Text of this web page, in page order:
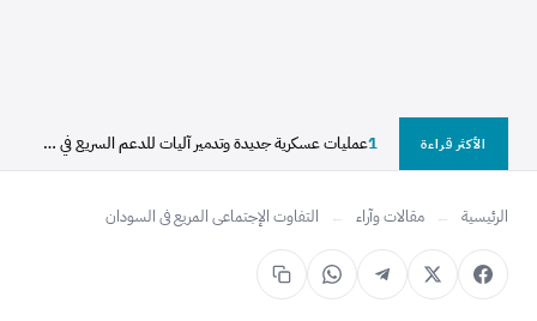
الأكثر قراءة 1 عمليات عسكرية جديدة وتدمير آليات للدعم السريع في شمال...
الرئيسية ← مقالات وآراء ← التفاوت الإجتماعى المريع فى السودان